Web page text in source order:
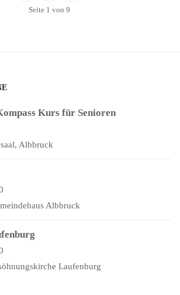
Seite 1 von 9
Kurs für Senioren
Albbruck
Albbruck
Laufenburg